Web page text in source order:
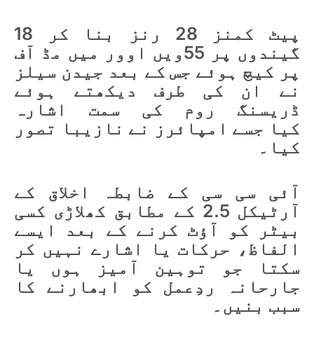
پیٹ کمنز 28 رنز بنا کر 18
گیندوں پر 55ویں اوور میں مڈ آف
پر کیچ ہوئے جس کے بعد جیدن سیلز
نے ان کی طرف دیکھتے ہوئے
ڈریسنگ روم کی سمت اشارہ
کیا جسے امپائرز نے نازیبا تصور
کیا۔
آئی سی سی کے ضابطہ اخلاق کے
آرٹیکل 2.5 کے مطابق کھلاڑی کسی
بیٹر کو آؤٹ کرنے کے بعد ایسے
الفاظ، حرکات یا اشارے نہیں کر
سکتا جو توہین آمیز ہوں یا
جارحانہ ردِعمل کو ابھارنے کا
سبب بنیں۔